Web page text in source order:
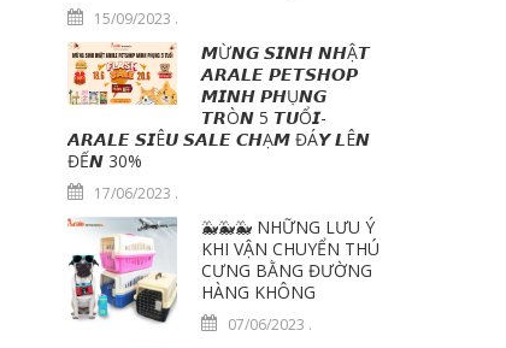
15/09/2023 .
𝙈Ừ𝙉𝙂 𝙎𝙄𝙉𝙃 𝙉𝙃Ậ𝙏
𝘼𝙍𝘼𝙇𝙀 𝙋𝙀𝙏𝙎𝙃𝙊𝙋
𝙈𝙄𝙉𝙃 𝙋𝙃Ụ𝙉𝙂
𝙏𝙍Ò𝙉 5 𝙏𝙐Ổ𝙄-
𝘼𝙍𝘼𝙇𝙀 𝙎𝙄Ê𝙐 𝙎𝘼𝙇𝙀 𝘾𝙃Ạ𝙈 ĐÁ𝙔 𝙇Ê𝙉
ĐẾ𝙉 30%
17/06/2023 .
🐳🐳🐳 NHỮNG LƯU Ý
KHI VẬN CHUYỂN THÚ
CƯNG BẰNG ĐƯỜNG
HÀNG KHÔNG
07/06/2023 .